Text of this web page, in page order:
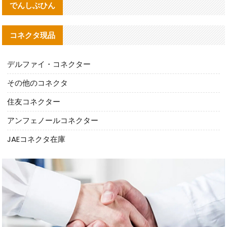
でんしぶひん
コネクタ現品
デルファイ・コネクター
その他のコネクタ
住友コネクター
アンフェノールコネクター
JAEコネクタ在庫